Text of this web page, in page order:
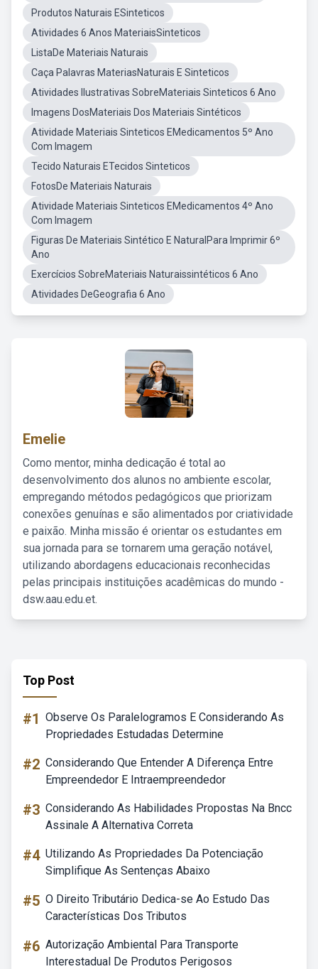
Produtos Naturais ESinteticos
Atividades 6 Anos MateriaisSinteticos
ListaDe Materiais Naturais
Caça Palavras MateriasNaturais E Sinteticos
Atividades Ilustrativas SobreMateriais Sinteticos 6 Ano
Imagens DosMateriais Dos Materiais Sintéticos
Atividade Materiais Sinteticos EMedicamentos 5º Ano
Com Imagem
Tecido Naturais ETecidos Sinteticos
FotosDe Materiais Naturais
Atividade Materiais Sinteticos EMedicamentos 4º Ano
Com Imagem
Figuras De Materiais Sintético E NaturalPara Imprimir 6º
Ano
Exercícios SobreMateriais Naturaissintéticos 6 Ano
Atividades DeGeografia 6 Ano
Emelie
Como mentor, minha dedicação é total ao
desenvolvimento dos alunos no ambiente escolar,
empregando métodos pedagógicos que priorizam
conexões genuínas e são alimentados por criatividade
e paixão. Minha missão é orientar os estudantes em
sua jornada para se tornarem uma geração notável,
utilizando abordagens educacionais reconhecidas
pelas principais instituições acadêmicas do mundo -
dsw.aau.edu.et.
Top Post
#1 Observe Os Paralelogramos E Considerando As
Propriedades Estudadas Determine
#2 Considerando Que Entender A Diferença Entre
Empreendedor E Intraempreendedor
#3 Considerando As Habilidades Propostas Na Bncc
Assinale A Alternativa Correta
#4 Utilizando As Propriedades Da Potenciação
Simplifique As Sentenças Abaixo
#5 O Direito Tributário Dedica-se Ao Estudo Das
Características Dos Tributos
#6 Autorização Ambiental Para Transporte
Interestadual De Produtos Perigosos